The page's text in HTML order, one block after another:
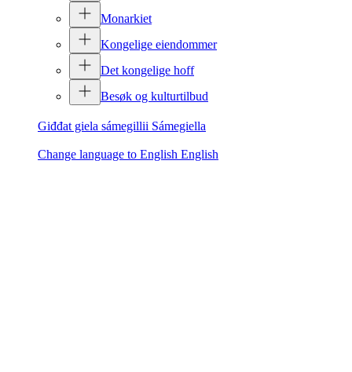
Monarkiet
Kongelige eiendommer
Det kongelige hoff
Besøk og kulturtilbud
Giđđat giela sámegillii Sámegiella
Change language to English English